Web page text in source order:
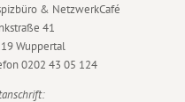
& NetzwerkCafé
41
Wuppertal
0202 43 05 124